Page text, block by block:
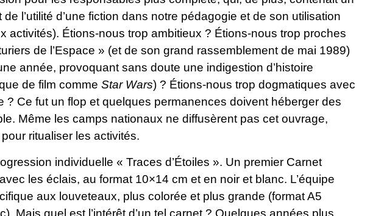
l’utilité d’une fiction dans notre pédagogie et de son utilisation
activités). Étions-nous trop ambitieux ? Étions-nous trop proches
de l’Espace » (et de son grand rassemblement de mai 1989)
année, provoquant sans doute une indigestion d’histoire
de film comme Star Wars) ? Étions-nous trop dogmatiques avec
? Ce fut un flop et quelques permanences doivent héberger des
Même les camps nationaux ne diffusèrent pas cet ouvrage,
ritualiser les activités.
individuelle « Traces d’Étoiles ». Un premier Carnet
les éclais, au format 10×14 cm et en noir et blanc. L’équipe
aux louveteaux, plus colorée et plus grande (format A5
Mais quel est l’intérêt d’un tel carnet ? Quelques années plus